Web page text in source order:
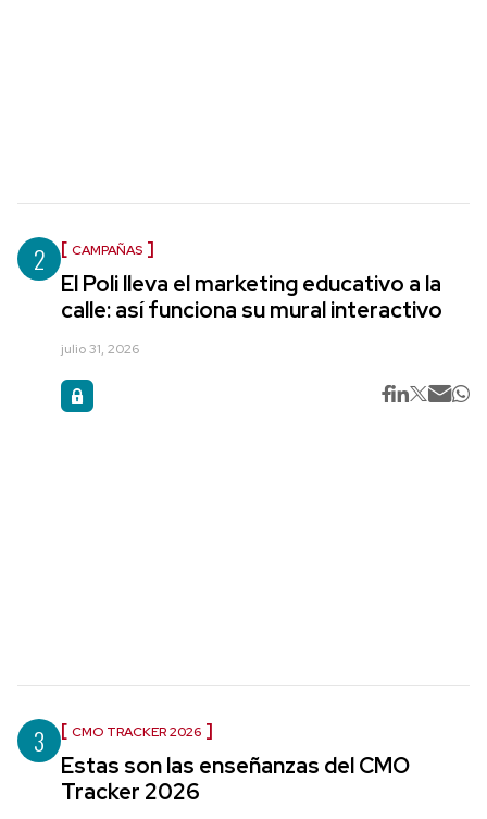
2 CAMPAÑAS
El Poli lleva el marketing educativo a la
calle: así funciona su mural interactivo
julio 31, 2026
3 CMO TRACKER 2026
Estas son las enseñanzas del CMO
Tracker 2026